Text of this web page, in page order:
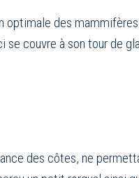
optimale des
couvre à son tour de
des côtes, ne